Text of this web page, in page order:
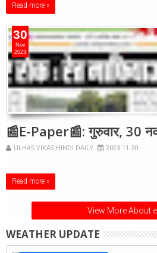
Read more »
30
Nov
2023
📰E-Paper📰: गुरुवार, 30
ULHAS VIKAS HINDI DAILY 2023-11-30
Read more »
View More About
WEATHER UPDATE